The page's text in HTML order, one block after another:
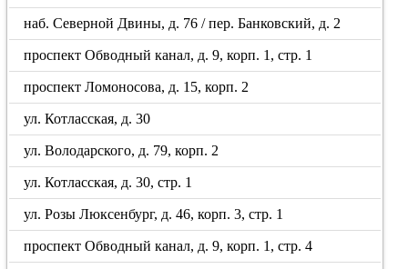
наб. Северной Двины, д. 76 / пер. Банковский, д. 2
проспект Обводный канал, д. 9, корп. 1, стр. 1
проспект Ломоносова, д. 15, корп. 2
ул. Котласская, д. 30
ул. Володарского, д. 79, корп. 2
ул. Котласская, д. 30, стр. 1
ул. Розы Люксенбург, д. 46, корп. 3, стр. 1
проспект Обводный канал, д. 9, корп. 1, стр. 4